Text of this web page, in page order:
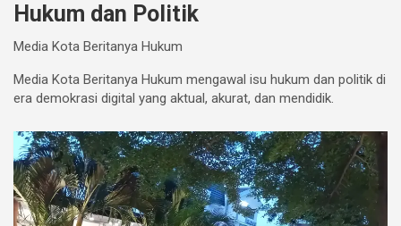
Hukum dan Politik
Media Kota Beritanya Hukum
Media Kota Beritanya Hukum mengawal isu hukum dan politik di
era demokrasi digital yang aktual, akurat, dan mendidik.